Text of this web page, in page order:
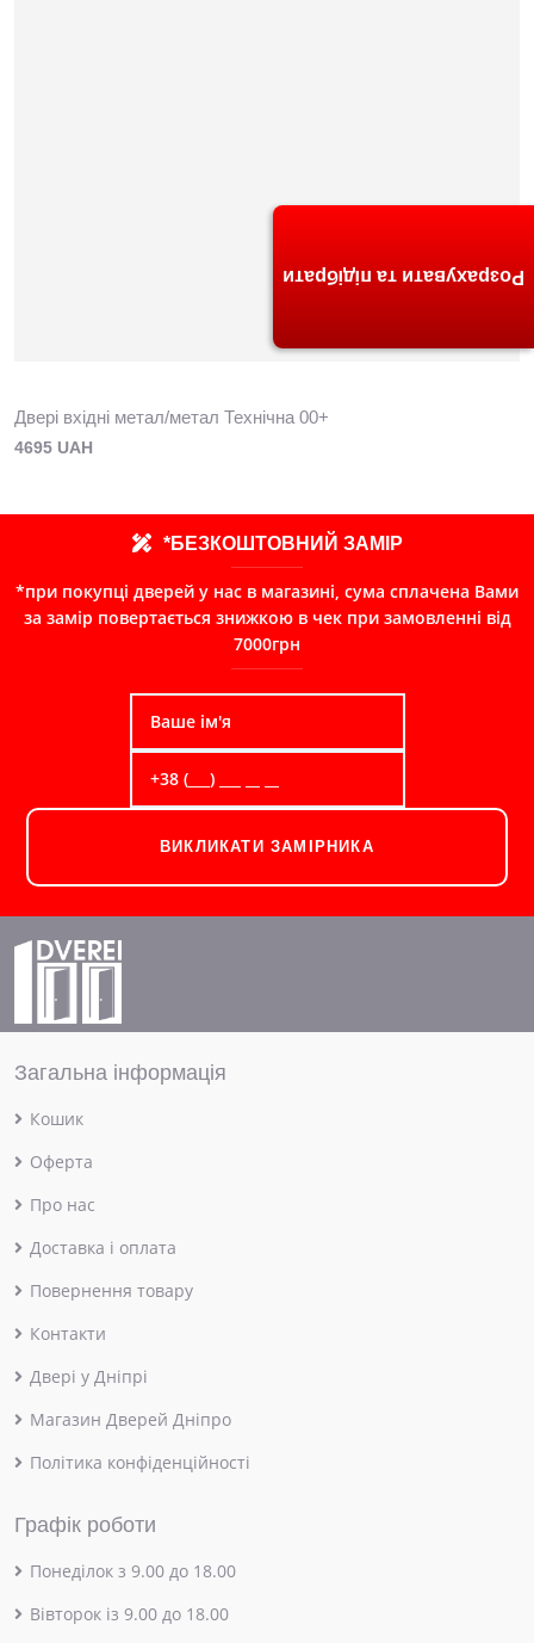
Двері вхідні метал/метал Технічна 00+
4695 UAH
*БЕЗКОШТОВНИЙ ЗАМІР
*при покупці дверей у нас в магазині, сума сплачена Вами
за замір повертається знижкою в чек при замовленні від
7000грн
ВИКЛИКАТИ ЗАМІРНИКА
Загальна інформація
Кошик
Оферта
Про нас
Доставка і оплата
Повернення товару
Контакти
Двері у Дніпрі
Магазин Дверей Дніпро
Політика конфіденційності
Графік роботи
Понеділок з 9.00 до 18.00
Вівторок із 9.00 до 18.00
Розрахувати та підібрати